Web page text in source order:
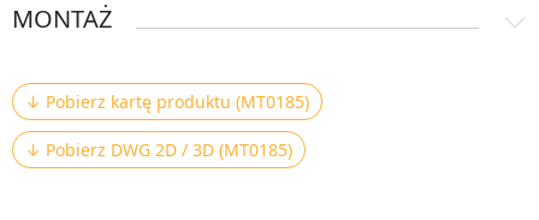
MONTAŻ
↓ Pobierz kartę produktu (MT0185)
↓ Pobierz DWG 2D / 3D (MT0185)